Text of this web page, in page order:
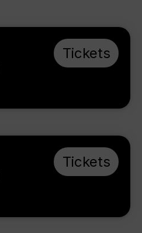
Tickets
Tickets